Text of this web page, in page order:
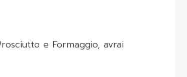
e Formaggio, avrai